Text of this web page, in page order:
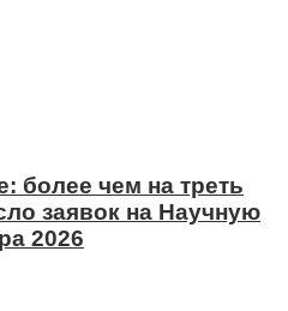
более чем на треть
заявок на Научную
2026